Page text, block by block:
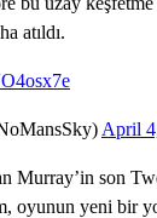
atıldı.
April
Murray’in son
oyunun yeni bir